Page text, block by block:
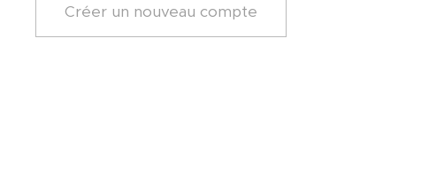
Créer un nouveau compte